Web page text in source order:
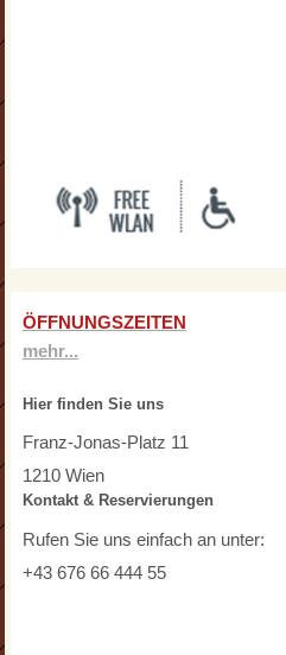
ÖFFNUNGSZEITEN
mehr...
Hier finden Sie uns
Franz-Jonas-Platz 11
1210 Wien
Kontakt & Reservierungen
Rufen Sie uns einfach an unter:
+43 676 66 444 55